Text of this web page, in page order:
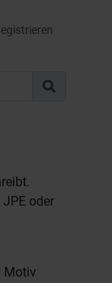
oder
Motiv